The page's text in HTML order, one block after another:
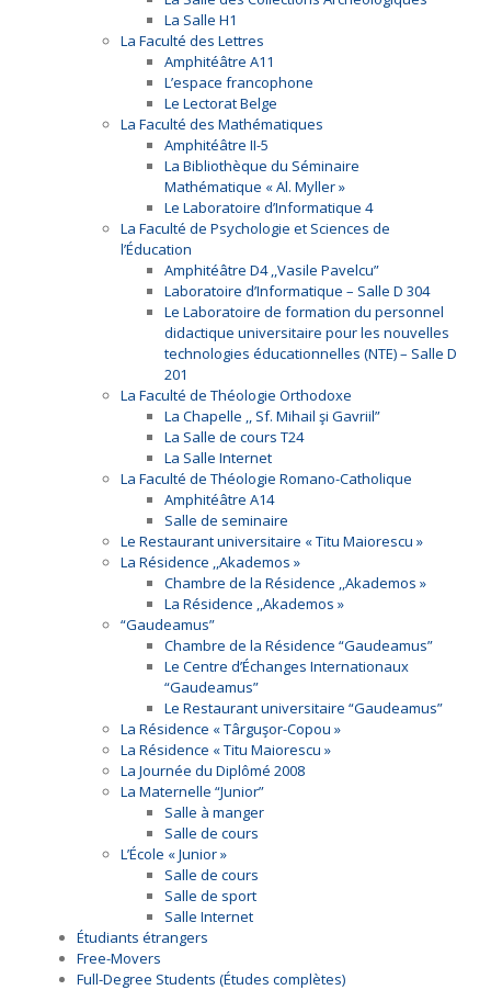
La Salle H1
La Faculté des Lettres
Amphitéâtre A11
L’espace francophone
Le Lectorat Belge
La Faculté des Mathématiques
Amphitéâtre II-5
La Bibliothèque du Séminaire
Mathématique « Al. Myller »
Le Laboratoire d’Informatique 4
La Faculté de Psychologie et Sciences de
l’Éducation
Amphitéâtre D4 ,,Vasile Pavelcu”
Laboratoire d’Informatique – Salle D 304
Le Laboratoire de formation du personnel
didactique universitaire pour les nouvelles
technologies éducationnelles (NTE) – Salle D
201
La Faculté de Théologie Orthodoxe
La Chapelle ,, Sf. Mihail şi Gavriil”
La Salle de cours T24
La Salle Internet
La Faculté de Théologie Romano-Catholique
Amphitéâtre A14
Salle de seminaire
Le Restaurant universitaire « Titu Maiorescu »
La Résidence ,,Akademos »
Chambre de la Résidence ,,Akademos »
La Résidence ,,Akademos »
“Gaudeamus”
Chambre de la Résidence “Gaudeamus”
Le Centre d’Échanges Internationaux
“Gaudeamus”
Le Restaurant universitaire “Gaudeamus”
La Résidence « Târguşor-Copou »
La Résidence « Titu Maiorescu »
La Journée du Diplômé 2008
La Maternelle “Junior”
Salle à manger
Salle de cours
L’École « Junior »
Salle de cours
Salle de sport
Salle Internet
Étudiants étrangers
Free-Movers
Full-Degree Students (Études complètes)